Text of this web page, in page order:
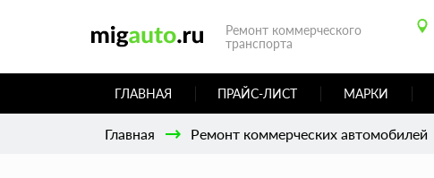
Ремонт коммерческого
транспорта
ГЛАВНАЯ ПРАЙС-ЛИСТ МАРКИ
Главная Ремонт коммерческих автомобилей